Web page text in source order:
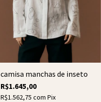
camisa manchas de inseto
R$1.645,00
R$1.562,75 com Pix